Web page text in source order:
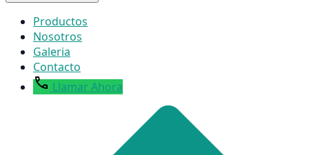
Productos
Nosotros
Galeria
Contacto
Llamar Ahora